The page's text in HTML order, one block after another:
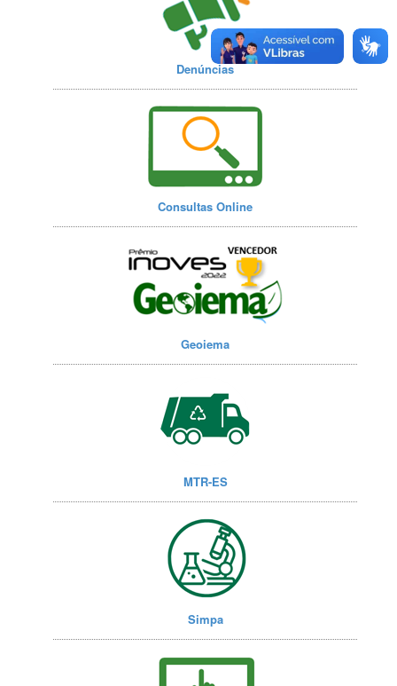
Denúncias
Consultas Online
Geoiema
MTR-ES
Simpa